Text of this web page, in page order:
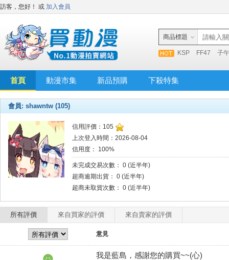
訪客，您好！ 或 加入會員
商品標題
KSP FF47 子
首頁 動漫市集 新品預購 下殺特集
會員: shawntw (105)
信用評價：105
上次登入時間：2026-08-04
信用度： 100%
未完成交易次數： 0 (近半年)
超商逾期出貨： 0 (近半年)
超商未取貨次數： 0 (近半年)
所有評價 來自買家的評價 來自賣家的評價
意見
我是藍島，感謝您的購買~~(心)